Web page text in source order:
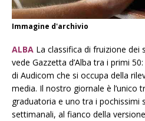
Immagine d'archivio
ALBA La classifica di fruizione dei
vede Gazzetta d’Alba tra i primi
di Audicom che si occupa della
media. Il nostro giornale è l’unico
graduatoria e uno tra i pochissimi
settimanali, al fianco della